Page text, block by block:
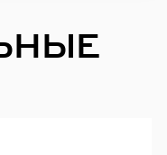
СЕТИ